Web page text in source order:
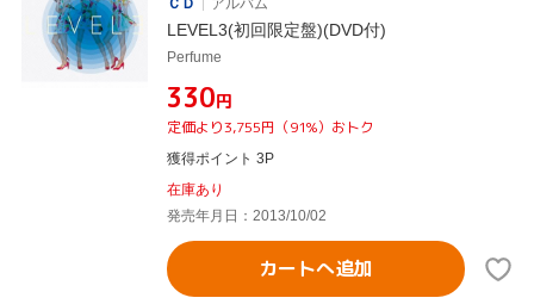
ＣＤ
アルバム
LEVEL3(初回限定盤)(DVD付)
Perfume
¥330円
定価より3,755円（91%）おトク
獲得ポイント 3P
在庫あり
発売年月日：2013/10/02
カートへ追加